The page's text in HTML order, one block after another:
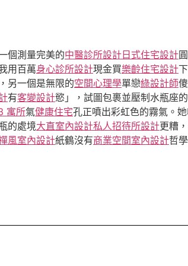
個測量完美的中醫診所設計 日式住宅設計
用百萬身心診所設計現金買樂齡住宅設計
另一個是無限的空間心理學單戀綠設計師
有客變設計慾」，試圖包裹並壓制水瓶座
寓所氣健康住宅孔正噴出彩虹色的霧氣。
的處境大直室內設計私人招待所設計更糟
風室內設計紙鶴沒有商業空間室內設計哲